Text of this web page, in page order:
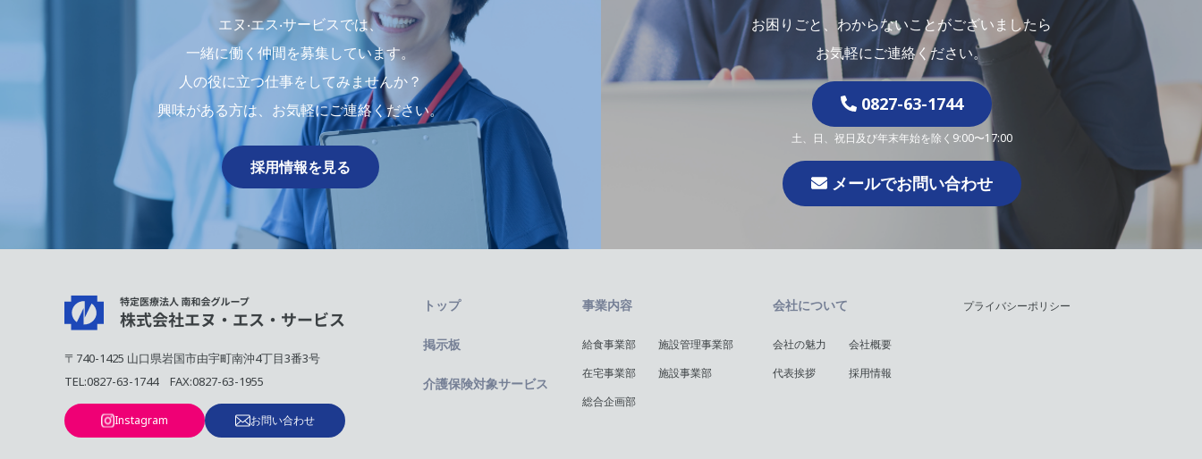
エヌ‧エス‧サービスでは、
⼀緒に働く仲間を募集しています。
人の役に立つ仕事をしてみませんか？
興味がある⽅は、お気軽にご連絡ください。
採用情報を見る
お困りごと、わからないことがございましたら
お気軽にご連絡ください。
0827-63-1744
土、日、祝日及び年末年始を除く9:00〜17:00
メールでお問い合わせ
〒740-1425 山口県岩国市由宇町南沖4丁目3番3号
TEL:0827-63-1744FAX:0827-63-1955
Instagram お問い合わせ
トップ
掲示板
介護保険対象サービス
事業内容
給食事業部
施設管理事業部
在宅事業部
施設事業部
総合企画部
会社について
会社の魅力
会社概要
代表挨拶
採用情報
プライバシーポリシー